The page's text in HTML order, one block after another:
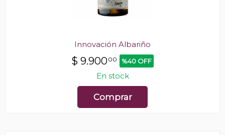
Innovación Albariño
$ 9.90000 %40 OFF
En stock
Comprar